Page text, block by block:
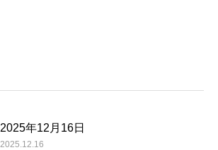
2025年12月16日
2025.12.16